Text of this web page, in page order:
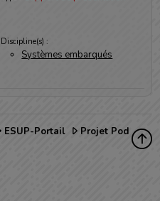
Discipline(s) :
Systèmes embarqués
ESUP-Portail Projet Pod